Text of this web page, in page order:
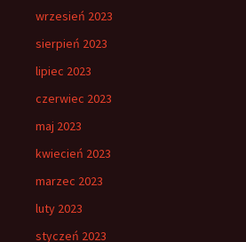
wrzesień 2023
sierpień 2023
lipiec 2023
czerwiec 2023
maj 2023
kwiecień 2023
marzec 2023
luty 2023
styczeń 2023